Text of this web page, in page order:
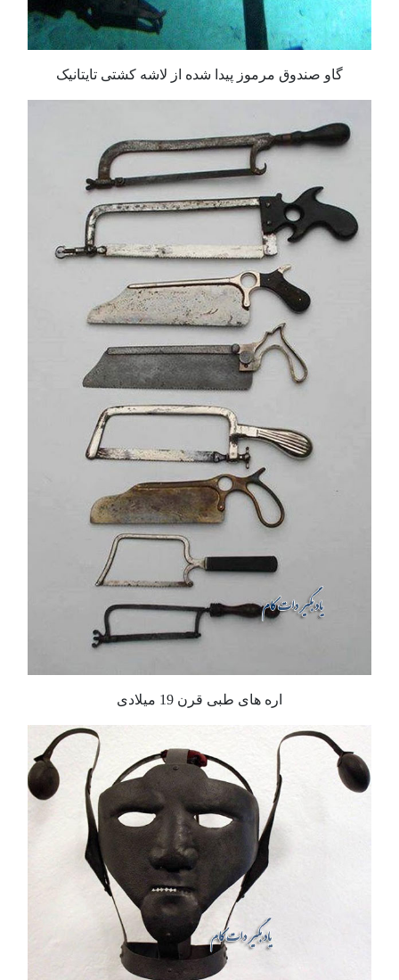
گاو صندوق مرموز پیدا شده از لاشه کشتی تایتانیک
اره های طبی قرن 19 میلادی